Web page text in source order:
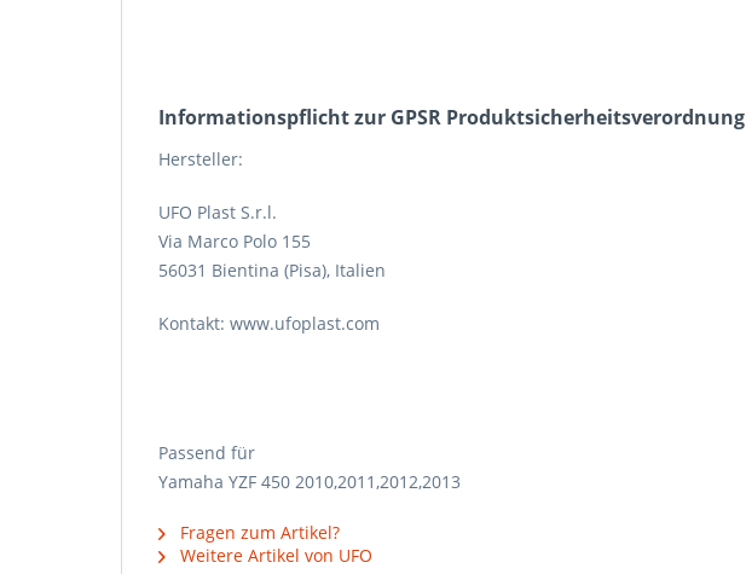
Informations­pflicht zur GPSR Produktsicherheits­verordnung
Hersteller:
UFO Plast S.r.l.
Via Marco Polo 155
56031 Bientina (Pisa), Italien
Kontakt: www.ufoplast.com
Passend für
Yamaha YZF 450 2010,2011,2012,2013
Fragen zum Artikel?
Weitere Artikel von UFO